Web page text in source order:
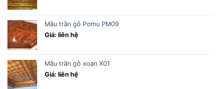
Mẫu trần gỗ Pơmu PM09
Giá: liên hệ
Mẫu trần gỗ xoan X01
Giá: liên hệ